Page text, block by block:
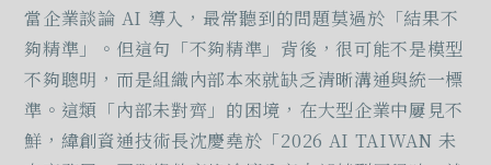
當企業談論 AI 導入，最常聽到的問題莫過於「結果不
夠精準」。但這句「不夠精準」背後，很可能不是模型
不夠聰明，而是組織內部本來就缺乏清晰溝通與統一標
準。這類「內部未對齊」的困境，在大型企業中屢見不
鮮，緯創資通技術長沈慶堯於「2026 AI TAIWAN 未